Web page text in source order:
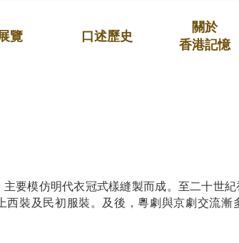
覽 口述歷史
關於
香港記憶
要模仿明代衣冠式樣縫製而成。至二十世
西裝及民初服裝。及後，粵劇與京劇交流漸